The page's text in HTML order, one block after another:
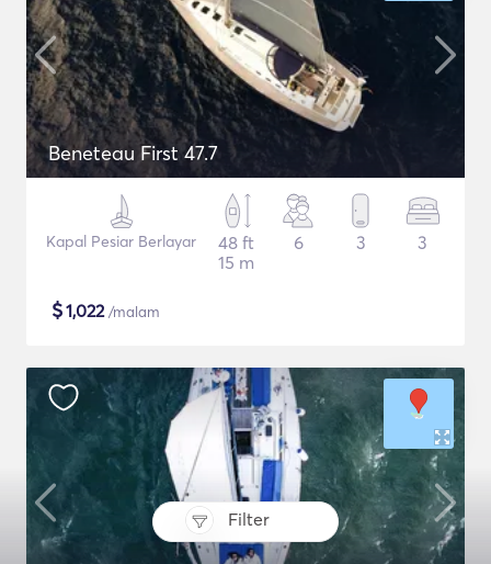
Filter
Beneteau First 47.7
Kapal Pesiar Berlayar
48 ft
15 m
6 3 3
$1,022/malam